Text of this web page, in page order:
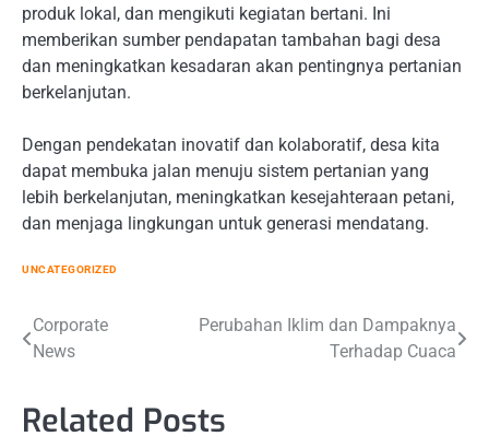
produk lokal, dan mengikuti kegiatan bertani. Ini
memberikan sumber pendapatan tambahan bagi desa
dan meningkatkan kesadaran akan pentingnya pertanian
berkelanjutan.
Dengan pendekatan inovatif dan kolaboratif, desa kita
dapat membuka jalan menuju sistem pertanian yang
lebih berkelanjutan, meningkatkan kesejahteraan petani,
dan menjaga lingkungan untuk generasi mendatang.
UNCATEGORIZED
Post
Corporate
News
Perubahan Iklim dan Dampaknya
Terhadap Cuaca
Related Posts